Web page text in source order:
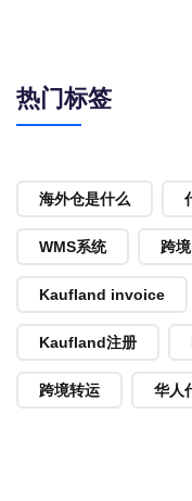
热门标签
海外仓是什么
WMS系统 跨
Kaufland invoice
Kaufland注册
跨境转运 华人